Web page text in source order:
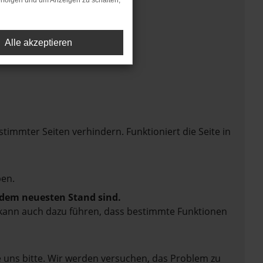
Seiten verhindern. Funktioniert die Seite in
neuesten Stand sind.
auch dazu führen, dass bestimmte Funktionen
bitte. Wir werden versuchen, das Problem zu
Alle akzeptieren